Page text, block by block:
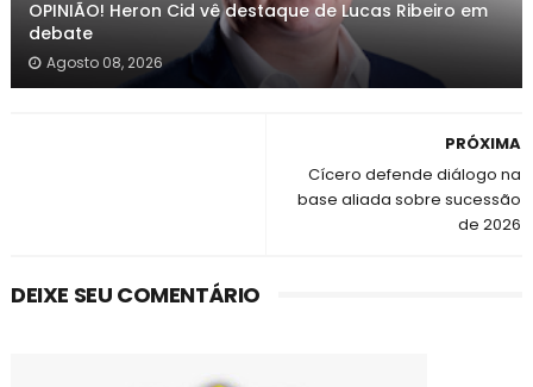
OPINIÃO! Heron Cid vê destaque de Lucas Ribeiro em
debate
Agosto 08, 2026
PRÓXIMA
Cícero defende diálogo na
base aliada sobre sucessão
de 2026
DEIXE SEU COMENTÁRIO